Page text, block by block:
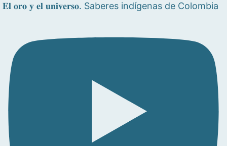
𝐄𝐥 𝐨𝐫𝐨 𝐲 𝐞𝐥 𝐮𝐧𝐢𝐯𝐞𝐫𝐬𝐨. Saberes indígenas de Colombia